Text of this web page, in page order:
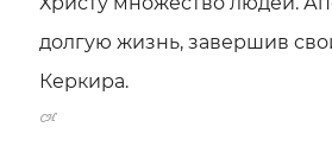
долгую жизнь, завершив
Керкира.